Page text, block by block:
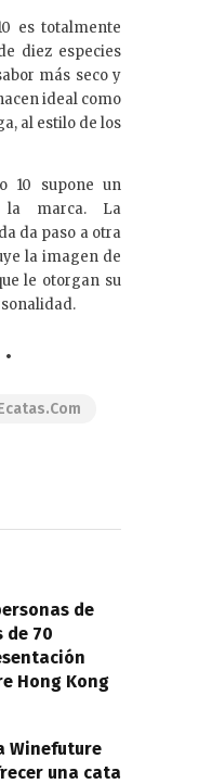
es totalmente
diez especies
más seco y
ideal como
al estilo de los
10 supone un
marca. La
da paso a otra
la imagen de
le otorgan su
de
de 70
Hong Kong
Winefuture
una cata